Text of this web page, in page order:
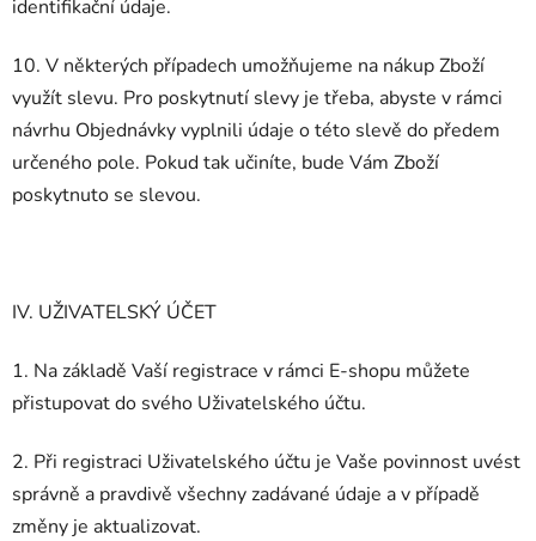
identifikační údaje.
10. V některých případech umožňujeme na nákup Zboží
využít slevu. Pro poskytnutí slevy je třeba, abyste v rámci
návrhu Objednávky vyplnili údaje o této slevě do předem
určeného pole. Pokud tak učiníte, bude Vám Zboží
poskytnuto se slevou.
IV. UŽIVATELSKÝ ÚČET
1. Na základě Vaší registrace v rámci E-shopu můžete
přistupovat do svého Uživatelského účtu.
2. Při registraci Uživatelského účtu je Vaše povinnost uvést
správně a pravdivě všechny zadávané údaje a v případě
změny je aktualizovat.